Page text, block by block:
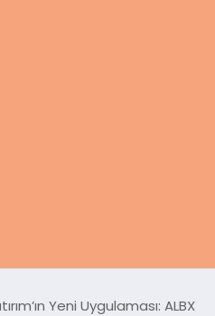
Yeni Uygulaması: ALBX